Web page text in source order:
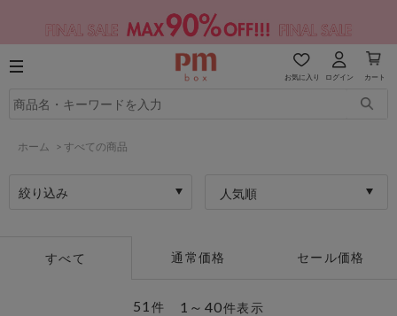
お気に入り ログイン カート
ホーム > すべての商品
絞り込み 人気順
すべて 通常価格 セール価格
1～40件表示
51件